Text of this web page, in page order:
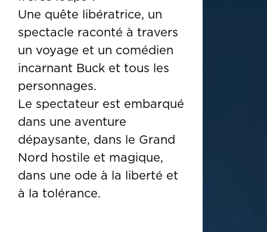
Une quête libératrice, un
spectacle raconté à travers
un voyage et un comédien
incarnant Buck et tous les
personnages.
Le spectateur est embarqué
dans une aventure
dépaysante, dans le Grand
Nord hostile et magique,
dans une ode à la liberté et
à la tolérance.